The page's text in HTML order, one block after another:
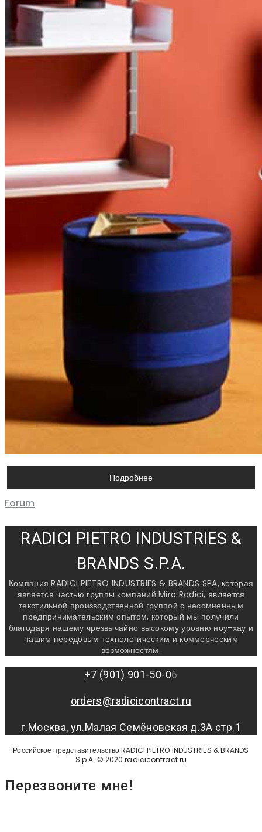
Подробнее
Forum
RADICI PIETRO INDUSTRIES &
BRANDS S.P.A.
Компания RADICI PIETRO INDUSTRIES & BRANDS SPA, которая
является частью группы компаний Miro Radici, является
текстильной производственной группой с несомненным
предпринимательским опытом, который мы получили
благодаря нашему чрезвычайно высокому уровню ноу-хау и
нашим передовым технологическим и коммерческим
возможностям.
+7 (901) 901-50-06
orders@radicicontract.ru
г.Москва, ул.Малая Семёновская д.3А стр.1
Российское представительство RADICI PIETRO INDUSTRIES & BRANDS
S.p.A. © 2020radicicontract.ru
Перезвоните мне!